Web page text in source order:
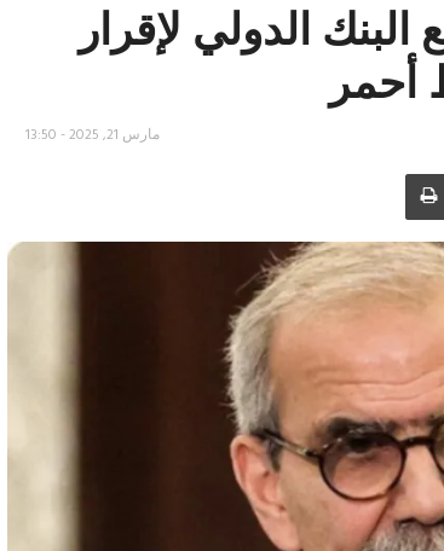
الدولي لإقرار
أحمر
مارس 21, 2025 - 13:50